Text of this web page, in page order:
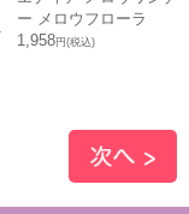
ー メロウフローラ
1,958円(税込)